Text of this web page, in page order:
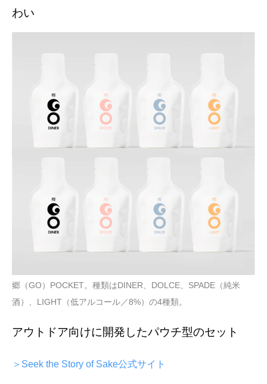
わい
郷（GO）POCKET。種類はDINER、DOLCE、SPADE（純米
酒）、LIGHT（低アルコール／8%）の4種類。
アウトドア向けに開発したパウチ型のセット
＞Seek the Story of Sake公式サイト